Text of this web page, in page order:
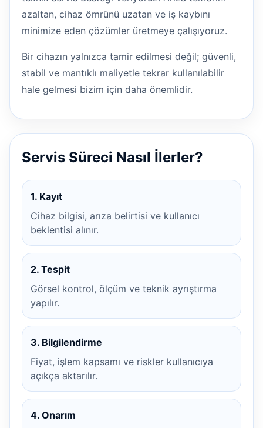
azaltan, cihaz ömrünü uzatan ve iş kaybını
minimize eden çözümler üretmeye çalışıyoruz.
Bir cihazın yalnızca tamir edilmesi değil; güvenli,
stabil ve mantıklı maliyetle tekrar kullanılabilir
hale gelmesi bizim için daha önemlidir.
Servis Süreci Nasıl İlerler?
1. Kayıt
Cihaz bilgisi, arıza belirtisi ve kullanıcı
beklentisi alınır.
2. Tespit
Görsel kontrol, ölçüm ve teknik ayrıştırma
yapılır.
3. Bilgilendirme
Fiyat, işlem kapsamı ve riskler kullanıcıya
açıkça aktarılır.
4. Onarım